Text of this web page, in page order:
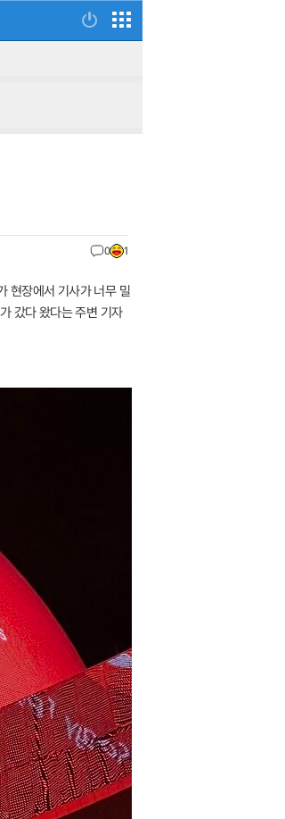
0 1
현장에서 기사가 너무 밀
갔다 왔다는 주변 기자